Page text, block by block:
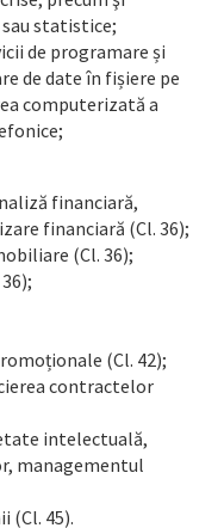
statistice;
de programare și
de date în fișiere pe
computerizată a
financiară,
financiară (Cl. 36);
(Cl. 36);
(Cl. 42);
contractelor
intelectuală,
managementul
(Cl. 45).